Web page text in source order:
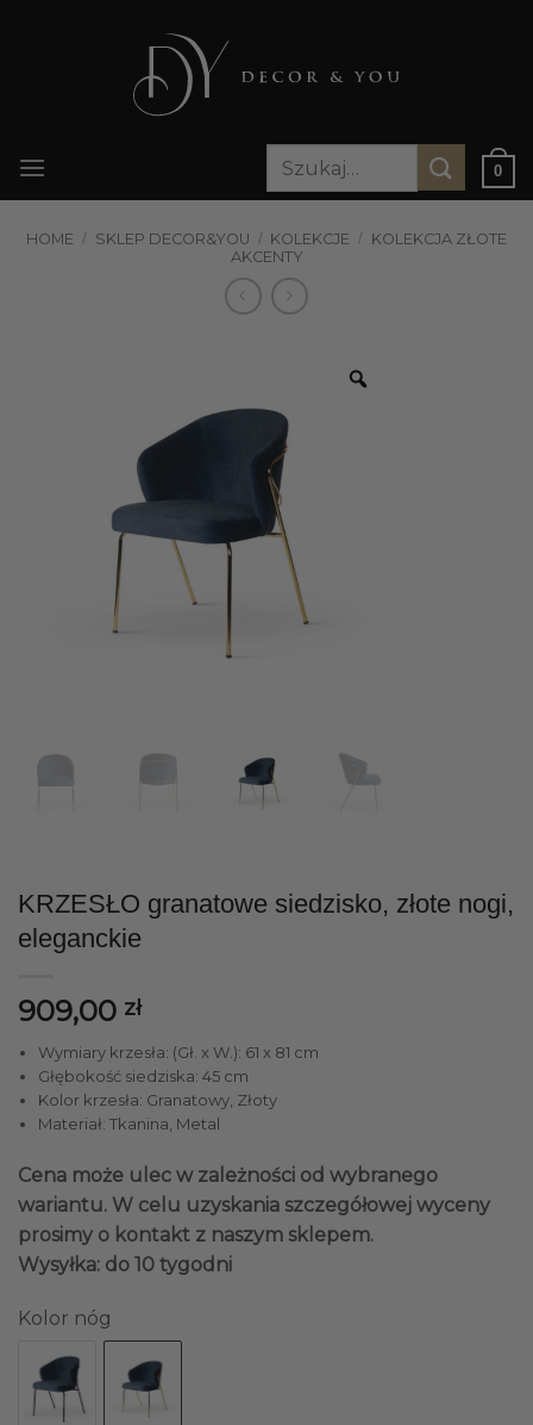
Szukaj:
0
HOME / SKLEP DECOR&YOU / KOLEKCJE / KOLEKCJA ZŁOTE
AKCENTY
KRZESŁO granatowe siedzisko, złote nogi,
eleganckie
909,00 zł
Wymiary krzesła: (Gł. x W.): 61 x 81 cm
Głębokość siedziska: 45 cm
Kolor krzesła: Granatowy, Złoty
Materiał: Tkanina, Metal
Cena może ulec w zależności od wybranego
wariantu. W celu uzyskania szczegółowej wyceny
prosimy o kontakt z naszym sklepem.
Wysyłka: do 10 tygodni
Kolor nóg